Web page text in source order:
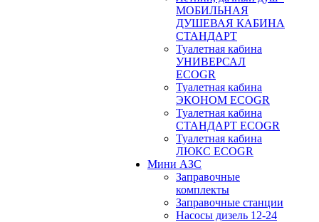
МОБИЛЬНАЯ
ДУШЕВАЯ КАБИНА
СТАНДАРТ
Туалетная кабина
УНИВЕРСАЛ
ECOGR
Туалетная кабина
ЭКОНОМ ECOGR
Туалетная кабина
СТАНДАРТ ECOGR
Туалетная кабина
ЛЮКС ECOGR
Мини АЗС
Заправочные
комплекты
Заправочные станции
Насосы дизель 12-24